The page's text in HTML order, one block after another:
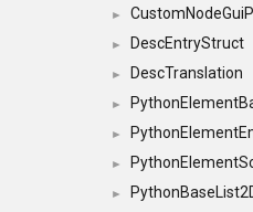
►
► DescEntryStruct
► DescTranslation
►
►
►
►